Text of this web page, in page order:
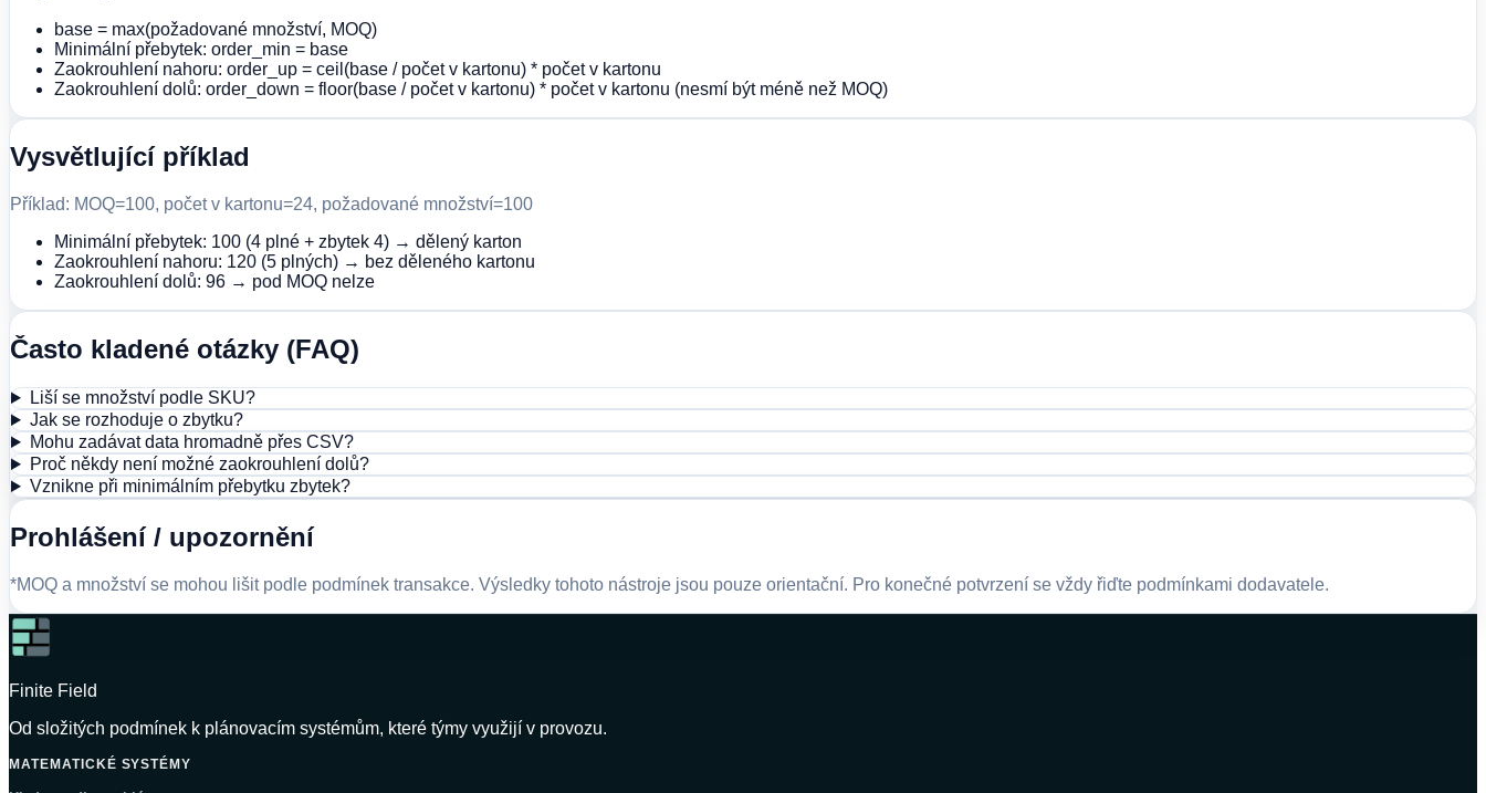
base = max(požadované množství, MOQ)
Minimální přebytek: order_min = base
Zaokrouhlení nahoru: order_up = ceil(base / počet v kartonu) * počet v kartonu
Zaokrouhlení dolů: order_down = floor(base / počet v kartonu) * počet v kartonu (nesmí být méně než MOQ)
Vysvětlující příklad
Příklad: MOQ=100, počet v kartonu=24, požadované množství=100
Minimální přebytek: 100 (4 plné + zbytek 4) → dělený karton
Zaokrouhlení nahoru: 120 (5 plných) → bez děleného kartonu
Zaokrouhlení dolů: 96 → pod MOQ nelze
Často kladené otázky (FAQ)
Liší se množství podle SKU?
Jak se rozhoduje o zbytku?
Mohu zadávat data hromadně přes CSV?
Proč někdy není možné zaokrouhlení dolů?
Vznikne při minimálním přebytku zbytek?
Prohlášení / upozornění
*MOQ a množství se mohou lišit podle podmínek transakce. Výsledky tohoto nástroje jsou pouze orientační. Pro konečné potvrzení se vždy řiďte podmínkami dodavatele.
Finite Field
Od složitých podmínek k plánovacím systémům, které týmy využijí v provozu.
MATEMATICKÉ SYSTÉMY